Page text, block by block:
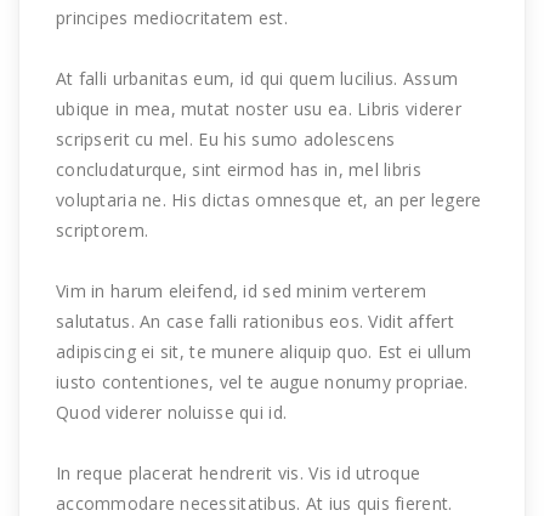
principes mediocritatem est.
At falli urbanitas eum, id qui quem lucilius. Assum
ubique in mea, mutat noster usu ea. Libris viderer
scripserit cu mel. Eu his sumo adolescens
concludaturque, sint eirmod has in, mel libris
voluptaria ne. His dictas omnesque et, an per legere
scriptorem.
Vim in harum eleifend, id sed minim verterem
salutatus. An case falli rationibus eos. Vidit affert
adipiscing ei sit, te munere aliquip quo. Est ei ullum
iusto contentiones, vel te augue nonumy propriae.
Quod viderer noluisse qui id.
In reque placerat hendrerit vis. Vis id utroque
accommodare necessitatibus. At ius quis fierent.